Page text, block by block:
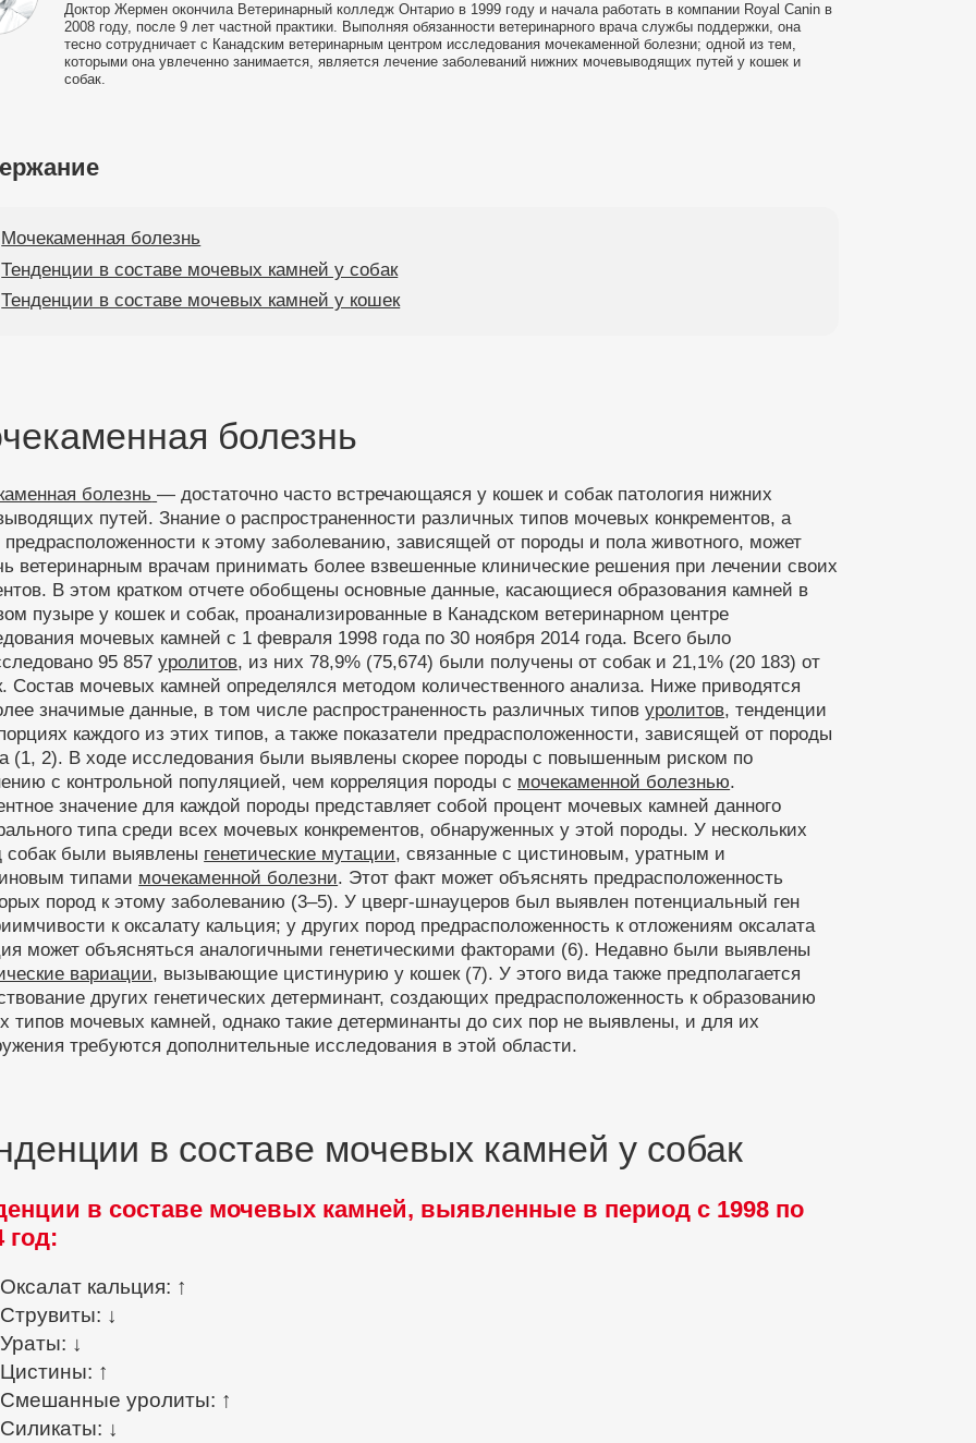
Доктор Жермен окончила Ветеринарный колледж Онтарио в 1999 году и начала работать в компании Royal Canin в
2008 году, после 9 лет частной практики. Выполняя обязанности ветеринарного врача службы поддержки, она
тесно сотрудничает с Канадским ветеринарным центром исследования мочекаменной болезни; одной из тем,
которыми она увлеченно занимается, является лечение заболеваний нижних мочевыводящих путей у кошек и
собак.
Мочекаменная болезнь
Тенденции в составе мочевых камней у собак
Тенденции в составе мочевых камней у кошек
болезнь
болезнь — достаточно часто встречающаяся у кошек и собак патология нижних
путей. Знание о распространенности различных типов мочевых конкрементов, а
предрасположенности к этому заболеванию, зависящей от породы и пола животного, может
ветеринарным врачам принимать более взвешенные клинические решения при лечении своих
В этом кратком отчете обобщены основные данные, касающиеся образования камней в
пузыре у кошек и собак, проанализированные в Канадском ветеринарном центре
мочевых камней с 1 февраля 1998 года по 30 ноября 2014 года. Всего было
95 857уролитов, из них 78,9% (75,674) были получены от собак и 21,1% (20 183) от
Состав мочевых камней определялся методом количественного анализа. Ниже приводятся
значимые данные, в том числе распространенность различных типовуролитов, тенденции
каждого из этих типов, а также показатели предрасположенности, зависящей от породы
(1, 2). В ходе исследования были выявлены скорее породы с повышенным риском по
с контрольной популяцией, чем корреляция породы с мочекаменной болезнью.
значение для каждой породы представляет собой процент мочевых камней данного
типа среди всех мочевых конкрементов, обнаруженных у этой породы. У нескольких
собак были выявлены генетические мутации, связанные с цистиновым, уратным и
типами мочекаменной болезни. Этот факт может объяснять предрасположенность
пород к этому заболеванию (3–5). У цверг-шнауцеров был выявлен потенциальный ген
к оксалату кальция; у других пород предрасположенность к отложениям оксалата
может объясняться аналогичными генетическими факторами (6). Недавно были выявлены
вариации, вызывающие цистинурию у кошек (7). У этого вида также предполагается
других генетических детерминант, создающих предрасположенность к образованию
типов мочевых камней, однако такие детерминанты до сих пор не выявлены, и для их
требуются дополнительные исследования в этой области.
в составе мочевых камней у собак
в составе мочевых камней, выявленные в период с 1998 по
год:
Оксалат кальция: ↑
Струвиты: ↓
Ураты: ↓
Цистины: ↑
Смешанные уролиты: ↑
Силикаты: ↓